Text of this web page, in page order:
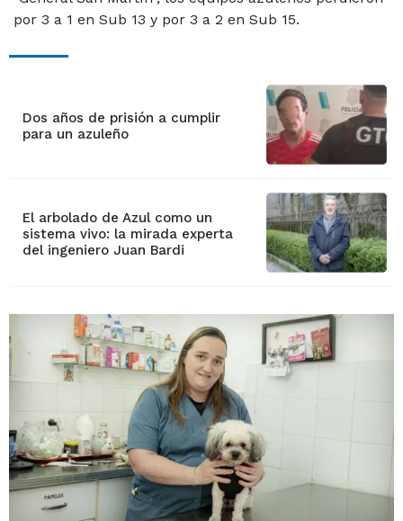
por 3 a 1 en Sub 13 y por 3 a 2 en Sub 15.
Dos años de prisión a cumplir
para un azuleño
El arbolado de Azul como un
sistema vivo: la mirada experta
del ingeniero Juan Bardi